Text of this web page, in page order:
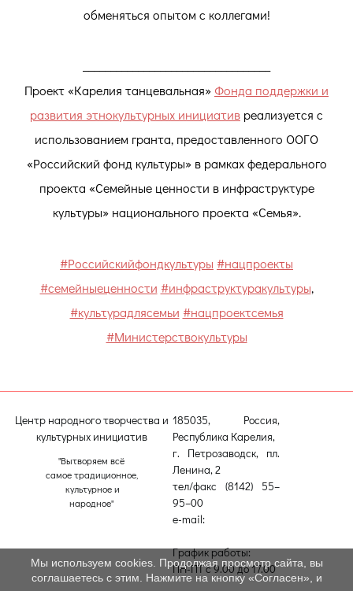
обменяться опытом с коллегами!
Проект «Карелия танцевальная» Фонда поддержки и
развития этнокультурных инициатив реализуется с
использованием гранта, предоставленного ООГО
«Российский фонд культуры» в рамках федерального
проекта «Семейные ценности в инфраструктуре
культуры» национального проекта «Семья».
#Российскийфондкультуры #нацпроекты
#семейныеценности #инфраструктуракультуры,
#культурадлясемьи #нацпроектсемья
#Министерствокультуры
Центр народного творчества и
культурных инициатив
"Вытворяем всё
самое традиционное,
культурное и
народное"
185035, Россия,
Республика Карелия,
г. Петрозаводск, пл.
Ленина, 2
тел/факс (8142) 55–
95–00
e-mail:
График работы:
ПН-ПТ с 9.00 до 17.00
Мы используем cookies. Продолжая просмотр сайта, вы
соглашаетесь с этим. Нажмите на кнопку «Согласен», и